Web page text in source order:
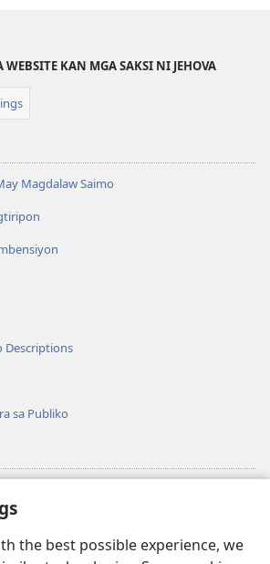
the best possible experience, we
WEBSITE KAN MGA SAKSI NI JEHOVA
Magdalaw Saimo
Descriptions
sa Publiko
NA LIBRARYA